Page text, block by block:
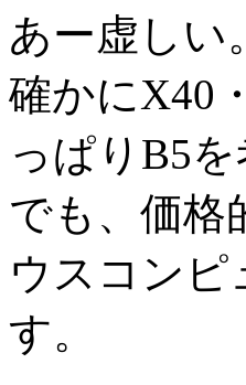
あー虚しい。
確かにX40
っぱりB5
でも、価格
ウスコンピ
す。